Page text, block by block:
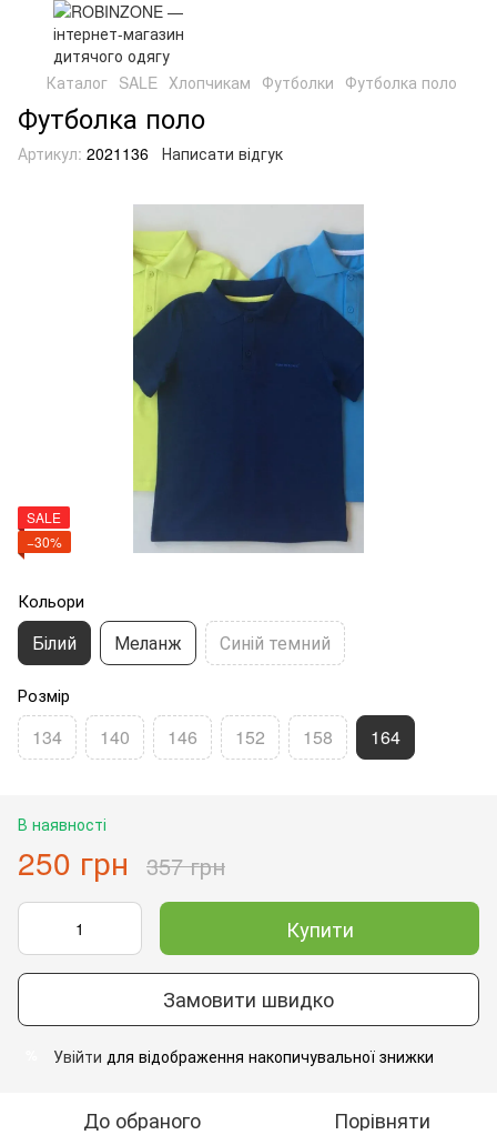
Каталог SALE Хлопчикам Футболки Футболка поло
Футболка поло
Артикул: 2021136 Написати відгук
SALE
−30%
Кольори
Білий Меланж Синій темний
Розмір
134 140 146 152 158 164
В наявності
250 грн 357 грн
Купити
Замовити швидко
Увійти для відображення накопичувальної знижки
До обраного Порівняти